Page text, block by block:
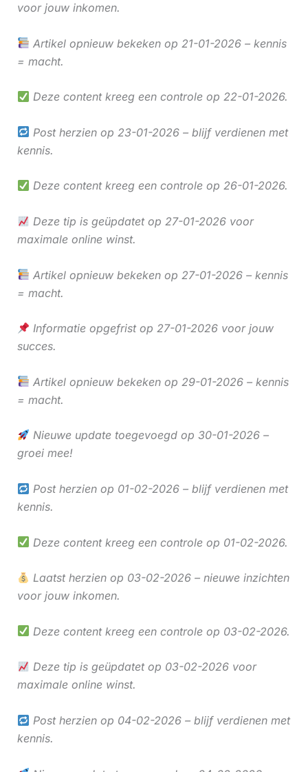
voor jouw inkomen.
Artikel opnieuw bekeken op 21-01-2026 – kennis
= macht.
Deze content kreeg een controle op 22-01-2026.
Post herzien op 23-01-2026 – blijf verdienen met
kennis.
Deze content kreeg een controle op 26-01-2026.
Deze tip is geüpdatet op 27-01-2026 voor
maximale online winst.
Artikel opnieuw bekeken op 27-01-2026 – kennis
= macht.
Informatie opgefrist op 27-01-2026 voor jouw
succes.
Artikel opnieuw bekeken op 29-01-2026 – kennis
= macht.
Nieuwe update toegevoegd op 30-01-2026 –
groei mee!
Post herzien op 01-02-2026 – blijf verdienen met
kennis.
Deze content kreeg een controle op 01-02-2026.
Laatst herzien op 03-02-2026 – nieuwe inzichten
voor jouw inkomen.
Deze content kreeg een controle op 03-02-2026.
Deze tip is geüpdatet op 03-02-2026 voor
maximale online winst.
Post herzien op 04-02-2026 – blijf verdienen met
kennis.